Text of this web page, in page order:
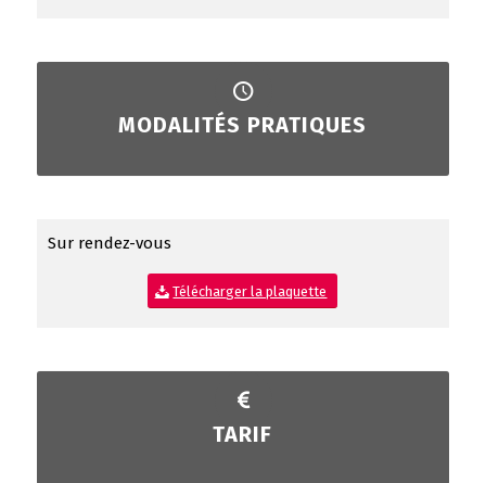
MODALITÉS PRATIQUES
Sur rendez-vous
Télécharger la plaquette
TARIF